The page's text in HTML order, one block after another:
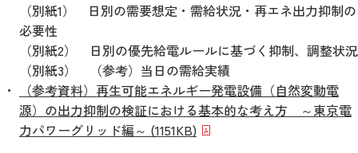
（別紙1） 日別の需要想定・需給状況・再エネ出力抑制の
必要性
（別紙2） 日別の優先給電ルールに基づく抑制、調整状況
（別紙3） （参考）当日の需給実績
（参考資料）再生可能エネルギー発電設備（自然変動電
源）の出力抑制の検証における基本的な考え方 ～東京電
力パワーグリッド編～ (1151KB)